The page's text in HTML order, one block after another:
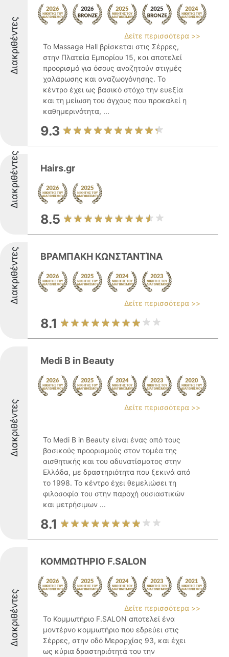
Διακριθέντες
Δείτε περισσότερα >>
Το Massage Hall βρίσκεται στις Σέρρες,
στην Πλατεία Εμπορίου 15, και αποτελεί
προορισμό για όσους αναζητούν στιγμές
χαλάρωσης και αναζωογόνησης. Το
κέντρο έχει ως βασικό στόχο την ευεξία
και τη μείωση του άγχους που προκαλεί η
καθημερινότητα, ...
9.3
Διακριθέντες Hairs.gr
8.5
Διακριθέντες ΒΡΑΜΠΑΚΗ ΚΩΝΣΤΑΝΤΊΝΑ
Δείτε περισσότερα >>
8.1
Διακριθέντες
Medi B in Beauty
Δείτε περισσότερα >>
Το Medi B in Beauty είναι ένας από τους
βασικούς προορισμούς στον τομέα της
αισθητικής και του αδυνατίσματος στην
Ελλάδα, με δραστηριότητα που ξεκινά από
το 1998. Το κέντρο έχει θεμελιώσει τη
φιλοσοφία του στην παροχή ουσιαστικών
και μετρήσιμων ...
8.1
Διακριθέντες
ΚΟΜΜΩΤΗΡΙΟ F.SALON
Δείτε περισσότερα >>
Το Κομμωτήριο F.SALON αποτελεί ένα
μοντέρνο κομμωτήριο που εδρεύει στις
Σέρρες, στην οδό Μεραρχίας 93, και έχει
ως κύρια δραστηριότητά του την